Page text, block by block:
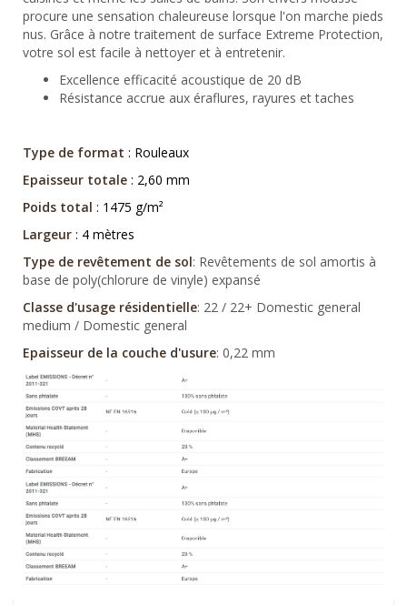
procure une sensation chaleureuse lorsque l'on marche pieds
nus. Grâce à notre traitement de surface Extreme Protection,
votre sol est facile à nettoyer et à entretenir.
Excellence efficacité acoustique de 20 dB
Résistance accrue aux éraflures, rayures et taches
Type de format : Rouleaux
Epaisseur totale : 2,60 mm
Poids total : 1475 g/m²
Largeur : 4 mètres
Type de revêtement de sol: Revêtements de sol amortis à
base de poly(chlorure de vinyle) expansé
Classe d'usage résidentielle: 22 / 22+ Domestic general
medium / Domestic general
Epaisseur de la couche d'usure: 0,22 mm